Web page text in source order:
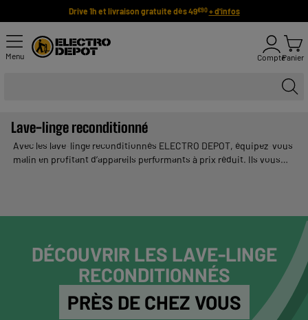
Drive 1h et livraison gratuite dès 49€90 + d'infos
Menu ComptePanier
Lave-linge reconditionné
Avec les lave-linge reconditionnés ELECTRO DEPOT, équipez-vous
malin en profitant d’appareils performants à prix réduit. Ils vous
sélection de lave-linge reconditionnés pas chers, disponibles en
DÉCOUVRIR LES LAVE-LINGE
RECONDITIONNÉS
PRÈS DE CHEZ VOUS